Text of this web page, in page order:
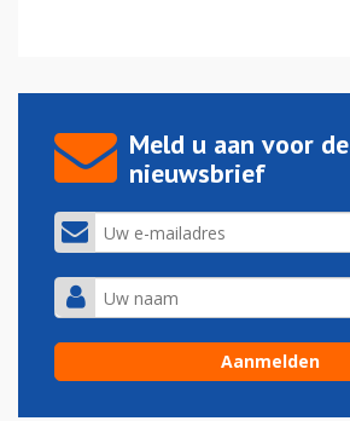
Meld u aan voor de
nieuwsbrief